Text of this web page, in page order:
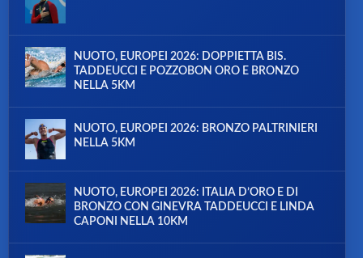
NUOTO, EUROPEI 2026: DOPPIETTA BIS.
TADDEUCCI E POZZOBON ORO E BRONZO
NELLA 5KM
NUOTO, EUROPEI 2026: BRONZO PALTRINIERI
NELLA 5KM
NUOTO, EUROPEI 2026: ITALIA D’ORO E DI
BRONZO CON GINEVRA TADDEUCCI E LINDA
CAPONI NELLA 10KM